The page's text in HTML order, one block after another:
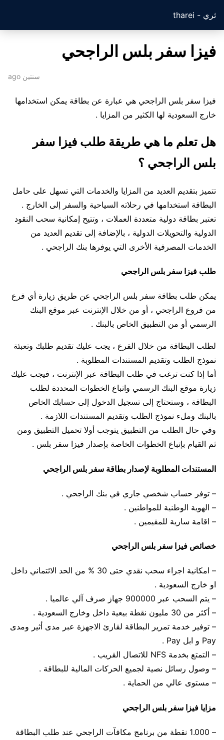
ثري - tharei
فيزا سفر بلس الراجحي
سنتين ago
فيزا سفر بلس الراجحي هي عبارة عن بطاقة يمكن استخدامها
خارج السعودية لها الكثير من المزايا .
هل تعلم ما هي طريقة طلب فيزا سفر
بلس الراجحي ؟
تتميز بتقديم العديد من المزايا والخدمات التي تسهل على حامل
البطاقة استخدامها في رحلاته السياحية والسفر إلى الخارج .
تعتبر بطاقة دولية متعددة العملات ، وتتيح إمكانية سحب النقود
الدولية والتحويلات الدولية ، بالإضافة إلى تقديم العديد من
الخدمات المصرفية الأخرى التي يوفرها بنك الراجحي .
طلب فيزا سفر بلس الراجحي
يمكن طلب بطاقة سفر بلس الراجحي عن طريق زيارة أي فرع
من فروع الراجحي ، أو من خلال الإنترنت عبر موقع البنك
الرسمي أو من التطبيق الخاص بالبنك .
لطلب البطاقة من خلال الفرع ، يجب عليك تقديم طلبك وتعبئة
نموذج الطلب وتقديم المستندات المطلوبة .
أما إذا كنت ترغب في طلب البطاقة عبر الإنترنت ، فيجب عليك
زيارة موقع البنك الرسمي واتباع الخطوات المحددة لطلب
البطاقة ، وستحتاج إلى تسجيل الدخول إلى حسابك الخاص
بالبنك وملء نموذج الطلب وتقديم المستندات اللازمة .
وفي حال الطلب من التطبيق يتوجب أولا تحميل التطبيق ومن
ثم القيام بإتباع الخطوات الخاصة بإصدار فيزا سفر بلس .
المستندات المطلوبة لإصدار بطاقة سفر بلس الراجحي
– توفر حساب شخصي جاري في بنك الراجحي .
– الهوية الوطنية للمواطنين .
– اقامة سارية للمقيمين .
خصائص فيزا سفر بلس الراجحي
– امكانية اجراء سحب نقدي حتى 30 % من الحد الائتماني داخل
او خارج السعودية .
– يتم السحب عبر 900000 جهاز صرف آلي عالميا .
– أكثر من 30 مليون نقطة بيعية داخل وخارج السعودية .
– توفير خدمة تمرير البطاقة لقارئ الاجهزة عبر مدى أثير ومدى
Pay و ابل Pay .
– التمتع بخدمة NFS للاتصال القريب .
– وصول رسائل نصية لجميع الحركات المالية للبطاقة .
– مستوى عالي من الحماية .
مزايا فيزا سفر بلس الراجحي
– 1.000 نقطة من برنامج مكافآت الراجحي عند طلب البطاقة